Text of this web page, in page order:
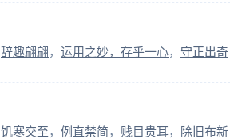
辞趣翩翩 运用之妙，存乎一心 守正出奇
饥寒交至 例直禁简 贱目贵耳 除旧布新